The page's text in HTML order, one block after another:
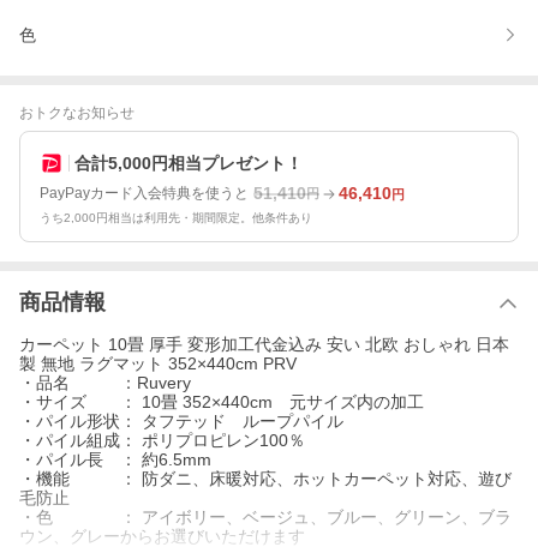
色
おトクなお知らせ
合計5,000円相当プレゼント！
PayPayカード入会特典を使うと 51,410円 46,410円
うち2,000円相当は利用先・期間限定。他条件あり
商品情報
カーペット 10畳 厚手 変形加工代金込み 安い 北欧 おしゃれ 日本
製 無地 ラグマット 352×440cm PRV
・品名 ：Ruvery
・サイズ ： 10畳 352×440cm 元サイズ内の加工
・パイル形状： タフテッド ループパイル
・パイル組成： ポリプロピレン100％
・パイル長 ： 約6.5mm
・機能 ： 防ダニ、床暖対応、ホットカーペット対応、遊び
毛防止
・色 ： アイボリー、ベージュ、ブルー、グリーン、ブラ
ウン、グレーからお選びいただけます